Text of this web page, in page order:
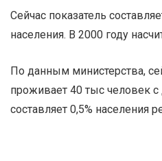
Сейчас показатель
населения. В 2000 году
По данным министерства,
проживает 40 тыс человек
составляет 0,5% населения